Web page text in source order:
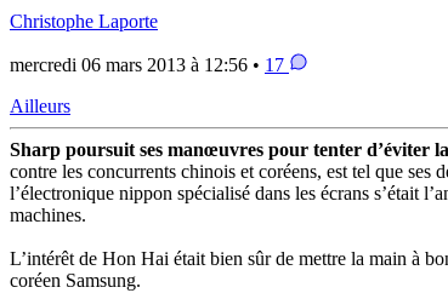
Christophe Laporte
mercredi 06 mars 2013 à 12:56 • 17
Ailleurs
Sharp poursuit ses manœuvres pour tenter d’éviter
contre les concurrents chinois et coréens, est tel que
l’électronique nippon spécialisé dans les écrans s’était
machines.
L’intérêt de Hon Hai était bien sûr de mettre la main à
coréen Samsung.